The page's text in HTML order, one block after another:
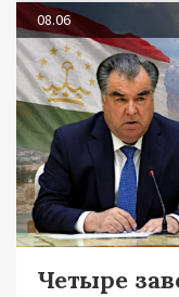
08.06
Четыре